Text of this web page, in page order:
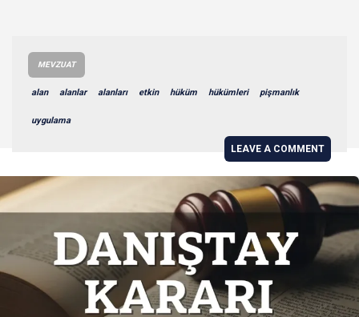
MEVZUAT
alan alanlar alanları etkin hüküm hükümleri pişmanlık
uygulama
LEAVE A COMMENT